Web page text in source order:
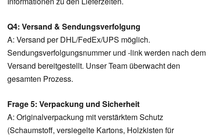
Q4: Versand & Sendungsverfolgung
A: Versand per DHL/FedEx/UPS möglich.
Sendungsverfolgungsnummer und -link werden nach dem
Versand bereitgestellt. Unser Team überwacht den
gesamten Prozess.
Frage 5: Verpackung und Sicherheit
A: Originalverpackung mit verstärktem Schutz
(Schaumstoff, versiegelte Kartons, Holzkisten für